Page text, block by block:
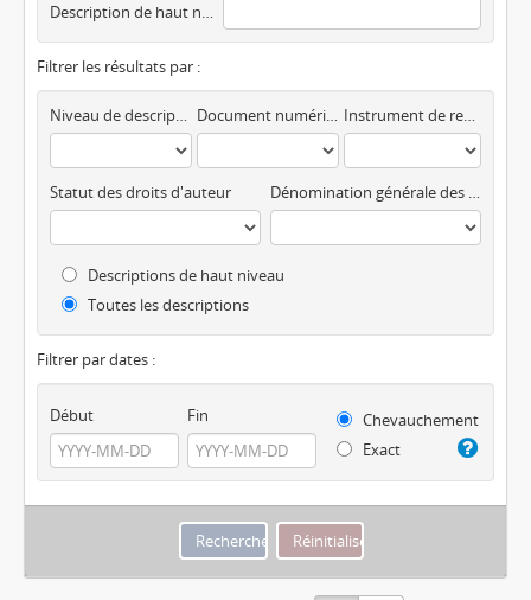
Description de haut niveau
Filtrer les résultats par :
Niveau de description Document numérique disponible Instrument de recherche
Statut des droits d'auteur Dénomination générale des documents
Descriptions de haut niveau
Toutes les descriptions
Filtrer par dates :
Début Fin
Chevauchement
Exact